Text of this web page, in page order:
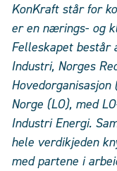
KonKraft står for
er en nærings- og
Felleskapet består
Industri, Norges
Hovedorganisasjon
Norge (LO), med
Industri Energi.
hele verdikjeden
med partene i